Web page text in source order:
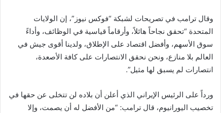
وقال ترامب في تصريحات لشبكة “فوكس نيوز”، إن الولايات
المتحدة “تحقق نجاحاً هائلاً، وأرقاماً قياسية في الوظائف، وأداءً
سوق الأسهم، وأفضل اقتصاد على الإطلاق، ولدينا أقوى جيش في
العالم بلا منازع، ونحن نحقق الانتصارات على كافة الأصعدة،
انتصارات لم يسبق لها مثيل”.
ورداً على الرئيس الإيراني الذي أعلن أن بلاده لن تتخلى عن حقها في
تخصيب اليورانيوم، قال ترامب: “من الأفضل له أن يصمت، وإلا